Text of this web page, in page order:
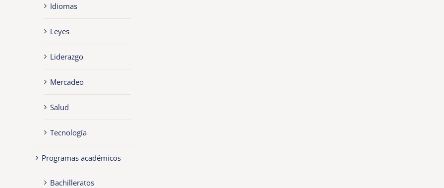
Idiomas
Leyes
Liderazgo
Mercadeo
Salud
Tecnología
Programas académicos
Bachilleratos